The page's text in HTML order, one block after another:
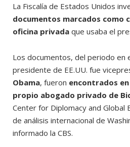
La Fiscalía de Estados Unidos
documentos marcados como
oficina privada que usaba el
Los documentos, del periodo en
presidente de EE.UU. fue
Obama, fueron encontrados
propio abogado privado de
Center for Diplomacy and Global
de análisis internacional de
informado la CBS.